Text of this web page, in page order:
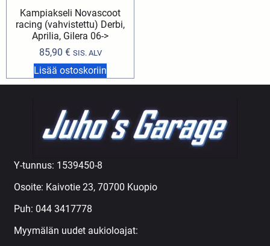
Kampiakseli Novascoot
racing (vahvistettu) Derbi,
Aprilia, Gilera 06->
85,90 € SIS. ALV
Lisää ostoskoriin
Y-tunnus: 1539450-8
Osoite: Kaivotie 23, 70700 Kuopio
Puh: 044 3417778
Myymälän uudet aukioloajat: